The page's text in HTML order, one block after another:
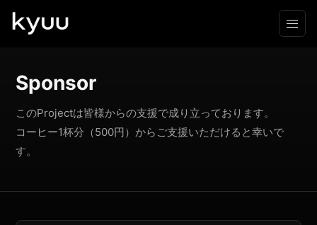
Sponsor
このProjectは皆様からの支援で成り立っております。
コーヒー1杯分（500円）からご支援いただけると幸いで
す。